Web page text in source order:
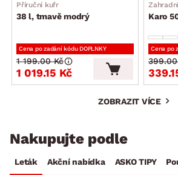
Příruční kufr
38 l, tmavě modrý
Cena po zadání kódu DOPLNKY
1 019.15 Kč
1 199.00 Kč
Karo
Cena po
ZOBRAZIT VÍCE
Nakupujte podle
Leták Akční nabídka ASKO TIPY